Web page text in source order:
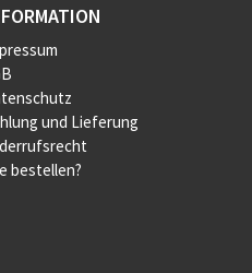
und Lieferung
bestellen?